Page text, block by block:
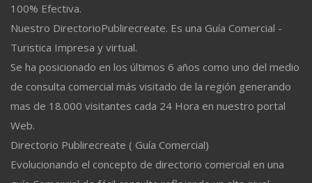
100% Efectiva.
Nuestro DirectorioPublirecreate. Es una Guía Comercial -
Turistica Impresa y virtual.
Se ha posicionado en los últimos 6 años como uno del medio
de consulta comercial más visitado de la región generando
mas de 18.000 visitantes cada 24 Hora en nuestro portal
Web.
Directorio Publirecreate ( Guía Comercial)
Evolucionando el concepto de directorio comercial en una